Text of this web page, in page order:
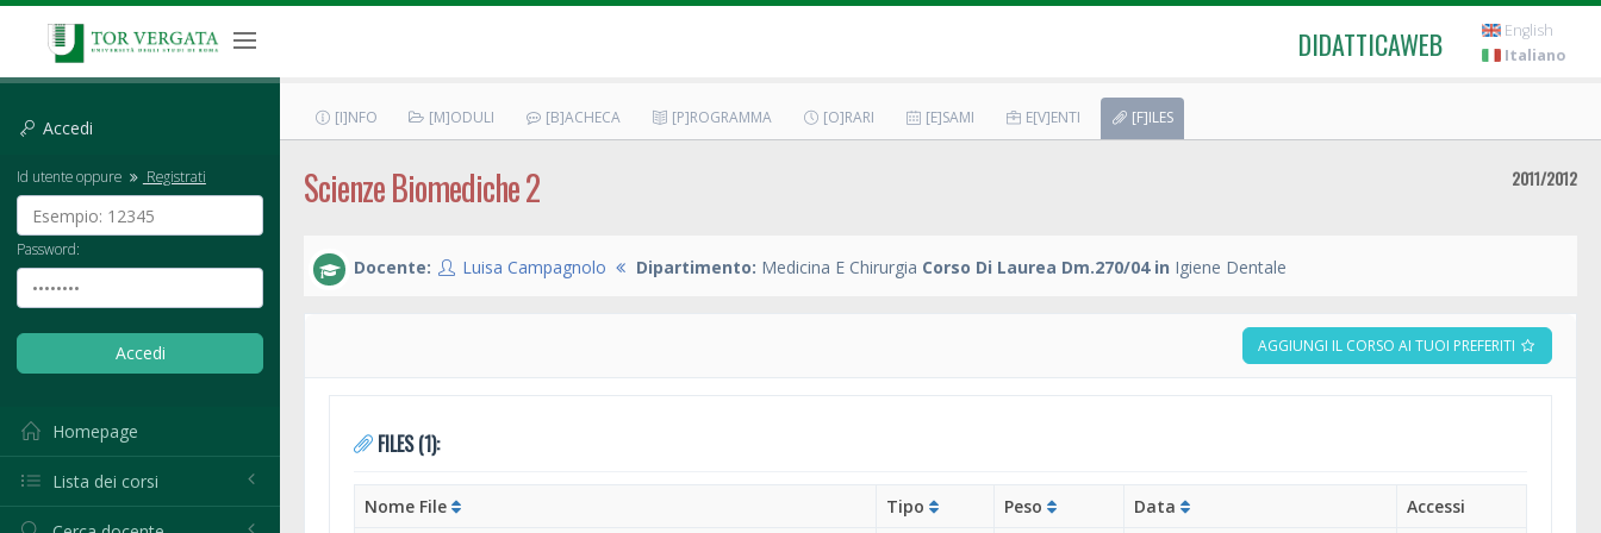
DIDATTICAWEB
English
Italiano
Accedi
Id utente oppure Registrati
Password:
Homepage
Lista dei corsi
[I]NFO [M]ODULI [B]ACHECA [P]ROGRAMMA [O]RARI [E]SAMI E[V]ENTI [F]ILES
Scienze Biomediche 2 2011/2012
Docente: Luisa Campagnolo Dipartimento: Medicina E Chirurgia Corso Di Laurea Dm.270/04 in Igiene Dentale
AGGIUNGI IL CORSO AI TUOI PREFERITI
FILES (1):
Nome File Tipo Peso Data
Accessi